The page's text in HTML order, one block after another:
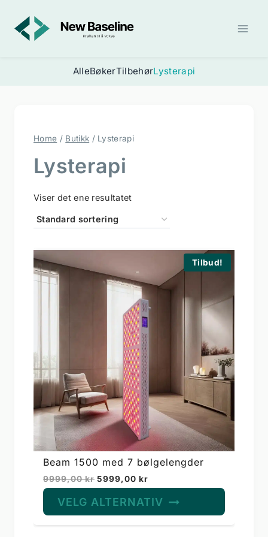
content
AlleBøkerTilbehørLysterapi
Home / Butikk / Lysterapi
Lysterapi
Viser det ene resultatet
Tilbud!
Beam 1500 med 7 bølgelengder
9999,00kr Opprinnelig
pris
var:
9999,00 kr.
5999,00 kr
pris
er:
5999,00 kr.
VELG ALTERNATIV